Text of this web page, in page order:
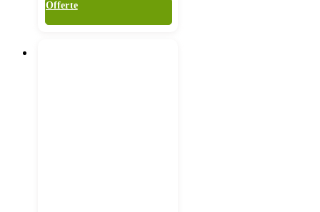
Offerte